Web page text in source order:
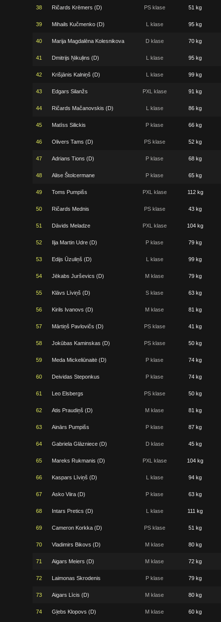
38 Ričards Krēmers (D) PS klase 51 kg
39 Mihails Kučmenko (D) L klase 95 kg
40 Marija Magdalēna Kolesnikova D klase 70 kg
41 Dmitrijs Ņikuļins (D) L klase 95 kg
42 Krišjānis Kalniņš (D) L klase 99 kg
43 Edgars Silanžs PXL klase 91 kg
44 Ričards Mačanovskis (D) L klase 86 kg
45 Matīss Silickis P klase 66 kg
46 Olivers Tams (D) PS klase 52 kg
47 Adrians Tions (D) P klase 68 kg
48 Alise Štolcermane P klase 65 kg
49 Toms Pumpišs PXL klase 112 kg
50 Ričards Mednis PS klase 43 kg
51 Dāvids Meladze PXL klase 104 kg
52 Ilja Martin Udre (D) P klase 79 kg
53 Edijs Ūzuliņš (D) L klase 99 kg
54 Jēkabs Jurševics (D) M klase 79 kg
55 Klāvs Līviņš (D) S klase 63 kg
56 Kirils Ivanovs (D) M klase 81 kg
57 Mārtiņš Pavlovičs (D) PS klase 41 kg
58 Jokūbas Kaminskas (D) PS klase 50 kg
59 Meda Mickeliūnaitė (D) P klase 74 kg
60 Deividas Steponkus P klase 74 kg
61 Leo Elsbergs PS klase 50 kg
62 Atis Praudiņš (D) M klase 81 kg
63 Ainārs Pumpišs P klase 87 kg
64 Gabriela Glāzniece (D) D klase 45 kg
65 Mareks Rukmanis (D) PXL klase 104 kg
66 Kaspars Līviņš (D) L klase 94 kg
67 Asko Viira (D) P klase 63 kg
68 Intars Pretics (D) L klase 111 kg
69 Cameron Korkka (D) PS klase 51 kg
70 Vladimirs Bikovs (D) M klase 80 kg
71 Aigars Meiers (D) M klase 72 kg
72 Laimonas Skrodenis P klase 79 kg
73 Aigars Līcis (D) M klase 80 kg
74 Gļebs Klopovs (D) M klase 60 kg